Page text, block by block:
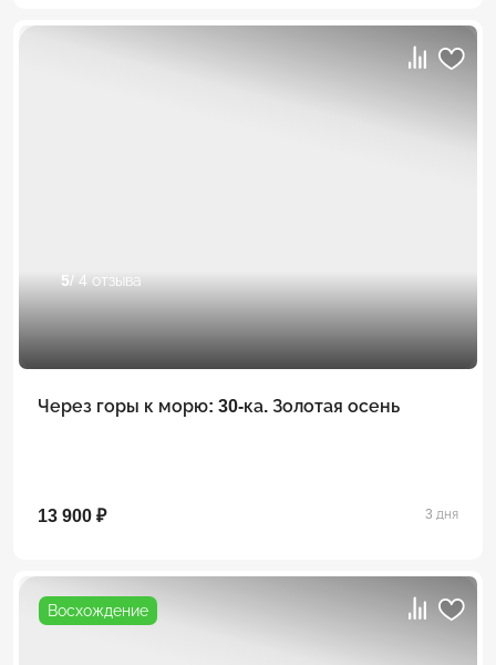
5/ 4 отзыва
Через горы к морю: 30-ка. Золотая осень
13 900 ₽ 3 дня
Восхождение